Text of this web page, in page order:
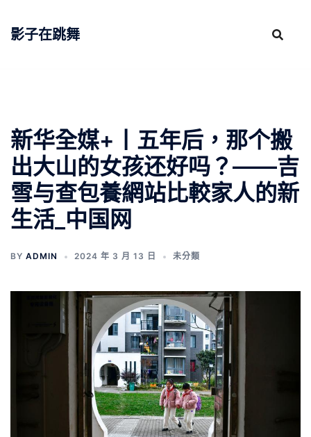
影子在跳舞
新华全媒+丨五年后，那个搬
出大山的女孩还好吗？——吉
雪与查包養網站比較家人的新
生活_中国网
BY ADMIN 2024 年 3 月 13 日 未分類